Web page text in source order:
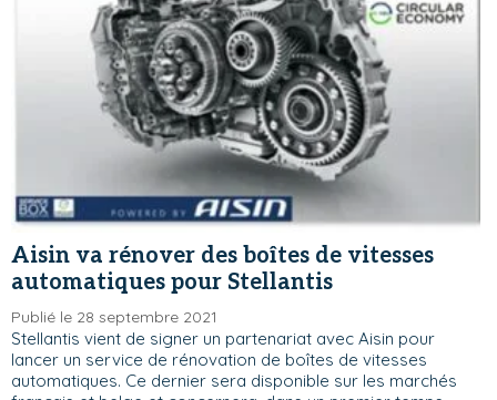
Aisin va rénover des boîtes de vitesses
automatiques pour Stellantis
Publié le 28 septembre 2021
Stellantis vient de signer un partenariat avec Aisin pour
lancer un service de rénovation de boîtes de vitesses
automatiques. Ce dernier sera disponible sur les marchés